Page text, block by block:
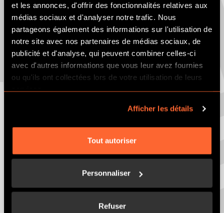
et les annonces, d'offrir des fonctionnalités relatives aux
médias sociaux et d'analyser notre trafic. Nous
partageons également des informations sur l'utilisation de
notre site avec nos partenaires de médias sociaux, de
publicité et d'analyse, qui peuvent combiner celles-ci
avec d'autres informations que vous leur avez fournies
ou qu'ils ont collectées lors de votre utilisation de leurs
services.
Afficher les détails
Tout autoriser
Personnaliser
Refuser
octobre 9, 2015 2 min